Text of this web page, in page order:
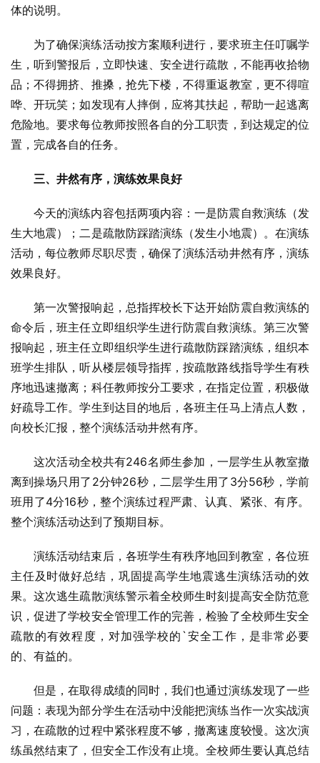
体的说明。
为了确保演练活动按方案顺利进行，要求班主任叮嘱学
生，听到警报后，立即快速、安全进行疏散，不能再收拾物
品；不得拥挤、推搡，抢先下楼，不得重返教室，更不得喧
哗、开玩笑；如发现有人摔倒，应将其扶起，帮助一起逃离
危险地。要求每位教师按照各自的分工职责，到达规定的位
置，完成各自的任务。
三、井然有序，演练效果良好
今天的演练内容包括两项内容：一是防震自救演练（发
生大地震）；二是疏散防踩踏演练（发生小地震）。在演练
活动，每位教师尽职尽责，确保了演练活动井然有序，演练
效果良好。
第一次警报响起，总指挥校长下达开始防震自救演练的
命令后，班主任立即组织学生进行防震自救演练。第三次警
报响起，班主任立即组织学生进行疏散防踩踏演练，组织本
班学生排队，听从楼层领导指挥，按疏散路线指导学生有秩
序地迅速撤离；科任教师按分工要求，在指定位置，积极做
好疏导工作。学生到达目的地后，各班主任马上清点人数，
向校长汇报，整个演练活动井然有序。
这次活动全校共有246名师生参加，一层学生从教室撤
离到操场只用了2分钟26秒，二层学生用了3分56秒，学前
班用了4分16秒，整个演练过程严肃、认真、紧张、有序。
整个演练活动达到了预期目标。
演练活动结束后，各班学生有秩序地回到教室，各位班
主任及时做好总结，巩固提高学生地震逃生演练活动的效
果。这次逃生疏散演练警示着全校师生时刻提高安全防范意
识，促进了学校安全管理工作的完善，检验了全校师生安全
疏散的有效程度，对加强学校的`安全工作，是非常必要
的、有益的。
但是，在取得成绩的同时，我们也通过演练发现了一些
问题：表现为部分学生在活动中没能把演练当作一次实战演
习，在疏散的过程中紧张程度不够，撤离速度较慢。这次演
练虽然结束了，但安全工作没有止境。全校师生要认真总结